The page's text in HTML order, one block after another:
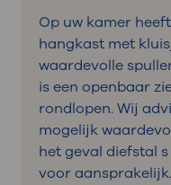
Op uw kamer
hangkast met
waardevolle
is een openbaar
rondlopen. Wij
mogelijk
het geval diefstal
voor aansprakelijk.